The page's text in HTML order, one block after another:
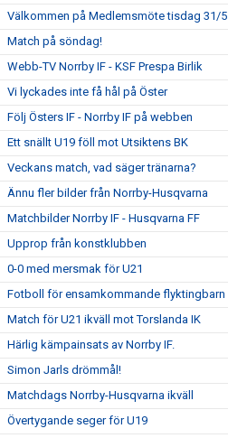
Välkommen på Medlemsmöte tisdag 31/5
Match på söndag!
Webb-TV Norrby IF - KSF Prespa Birlik
Vi lyckades inte få hål på Öster
Följ Östers IF - Norrby IF på webben
Ett snällt U19 föll mot Utsiktens BK
Veckans match, vad säger tränarna?
Ännu fler bilder från Norrby-Husqvarna
Matchbilder Norrby IF - Husqvarna FF
Upprop från konstklubben
0-0 med mersmak för U21
Fotboll för ensamkommande flyktingbarn
Match för U21 ikväll mot Torslanda IK
Härlig kämpainsats av Norrby IF.
Simon Jarls drömmål!
Matchdags Norrby-Husqvarna ikväll
Övertygande seger för U19